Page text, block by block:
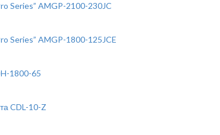
Series” AMGP-2100-230JC
Series” AMGP-1800-125JCE
1800-65
CDL-10-Z